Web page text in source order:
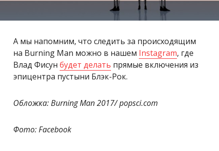
А мы напомним, что следить за происходящим
на Burning Man можно в нашем Instagram, где
Влад Фисун будет делать прямые включения из
эпицентра пустыни Блэк-Рок.
Обложка: Burning Man 2017/ popsci.com
Фото: Facebook